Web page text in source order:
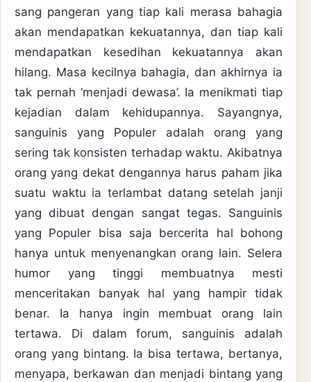
sang pangeran yang tiap kali merasa bahagia
akan mendapatkan kekuatannya, dan tiap kali
mendapatkan kesedihan kekuatannya akan
hilang. Masa kecilnya bahagia, dan akhirnya ia
tak pernah ‘menjadi dewasa’. Ia menikmati tiap
kejadian dalam kehidupannya. Sayangnya,
sanguinis yang Populer adalah orang yang
sering tak konsisten terhadap waktu. Akibatnya
orang yang dekat dengannya harus paham jika
suatu waktu ia terlambat datang setelah janji
yang dibuat dengan sangat tegas. Sanguinis
yang Populer bisa saja bercerita hal bohong
hanya untuk menyenangkan orang lain. Selera
humor yang tinggi membuatnya mesti
menceritakan banyak hal yang hampir tidak
benar. Ia hanya ingin membuat orang lain
tertawa. Di dalam forum, sanguinis adalah
orang yang bintang. Ia bisa tertawa, bertanya,
menyapa, berkawan dan menjadi bintang yang